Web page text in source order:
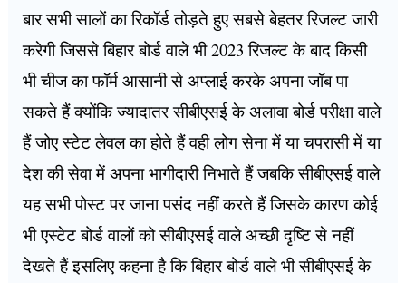
बार सभी सालों का रिकॉर्ड तोड़ते हुए सबसे बेहतर रिजल्ट जारी
करेगी जिससे बिहार बोर्ड वाले भी 2023 रिजल्ट के बाद किसी
भी चीज का फॉर्म आसानी से अप्लाई करके अपना जॉब पा
सकते हैं क्योंकि ज्यादातर सीबीएसई के अलावा बोर्ड परीक्षा वाले
हैं जोए स्टेट लेवल का होते हैं वही लोग सेना में या चपरासी में या
देश की सेवा में अपना भागीदारी निभाते हैं जबकि सीबीएसई वाले
यह सभी पोस्ट पर जाना पसंद नहीं करते हैं जिसके कारण कोई
भी एस्टेट बोर्ड वालों को सीबीएसई वाले अच्छी दृष्टि से नहीं
देखते हैं इसलिए कहना है कि बिहार बोर्ड वाले भी सीबीएसई के